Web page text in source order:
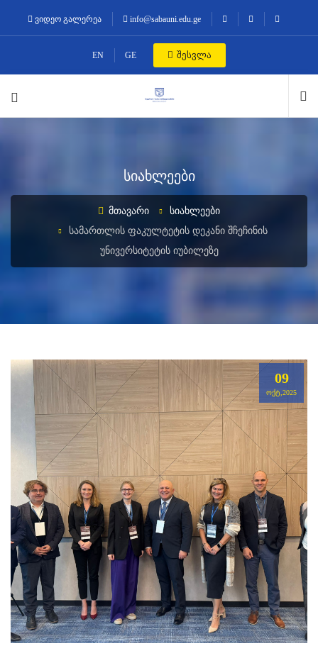
ვიდეო გალერეა info@sabauni.edu.ge
EN GE შესვლა
სიახლეები
ᲛᲗᲐᲕᲐᲠᲘ
ᲡᲘᲐᲮᲚᲔᲔᲑᲘ
ᲡᲐᲛᲐᲠᲗᲚᲘᲡ ᲤᲐᲙᲣᲚᲢᲔᲢᲘᲡ ᲓᲔᲙᲐᲜᲘ ᲨᲩᲔᲩᲘᲜᲘᲡ
ᲣᲜᲘᲕᲔᲠᲡᲘᲢᲔᲢᲘᲡ ᲘᲣᲑᲘᲚᲔᲖᲔ
09
ᲝᲥᲢ,2025